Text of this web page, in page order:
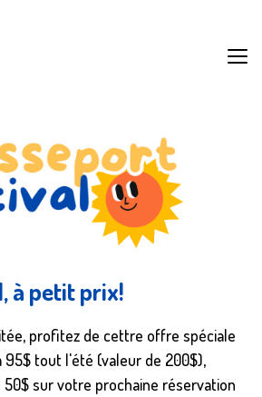
à petit prix!
profitez de cettre offre spéciale
95$ tout l'été (valeur de 200$),
sur votre prochaine réservation